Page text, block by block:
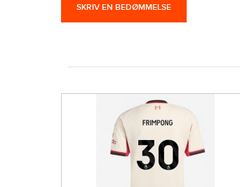
SKRIV EN BEDØMMELSE